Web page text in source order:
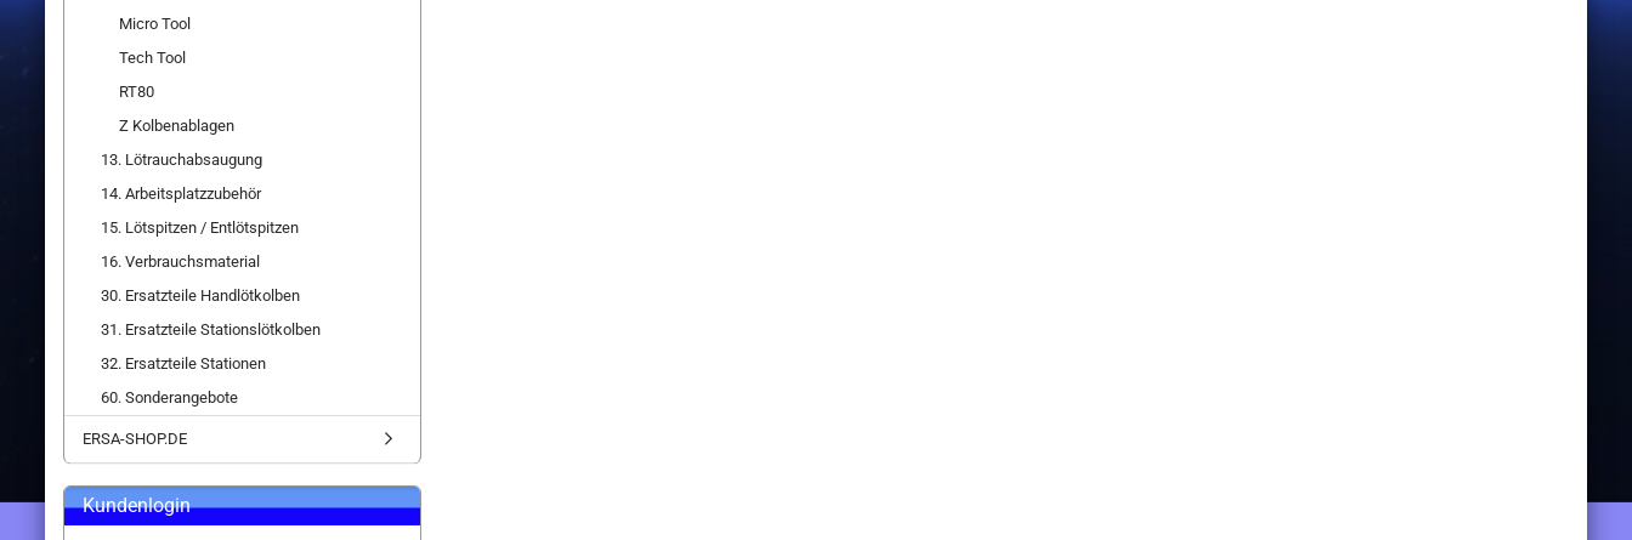
Micro Tool
Tech Tool
RT80
Z Kolbenablagen
13. Lötrauchabsaugung
14. Arbeitsplatzzubehör
15. Lötspitzen / Entlötspitzen
16. Verbrauchsmaterial
30. Ersatzteile Handlötkolben
31. Ersatzteile Stationslötkolben
32. Ersatzteile Stationen
60. Sonderangebote
ERSA-SHOP.DE
Kundenlogin